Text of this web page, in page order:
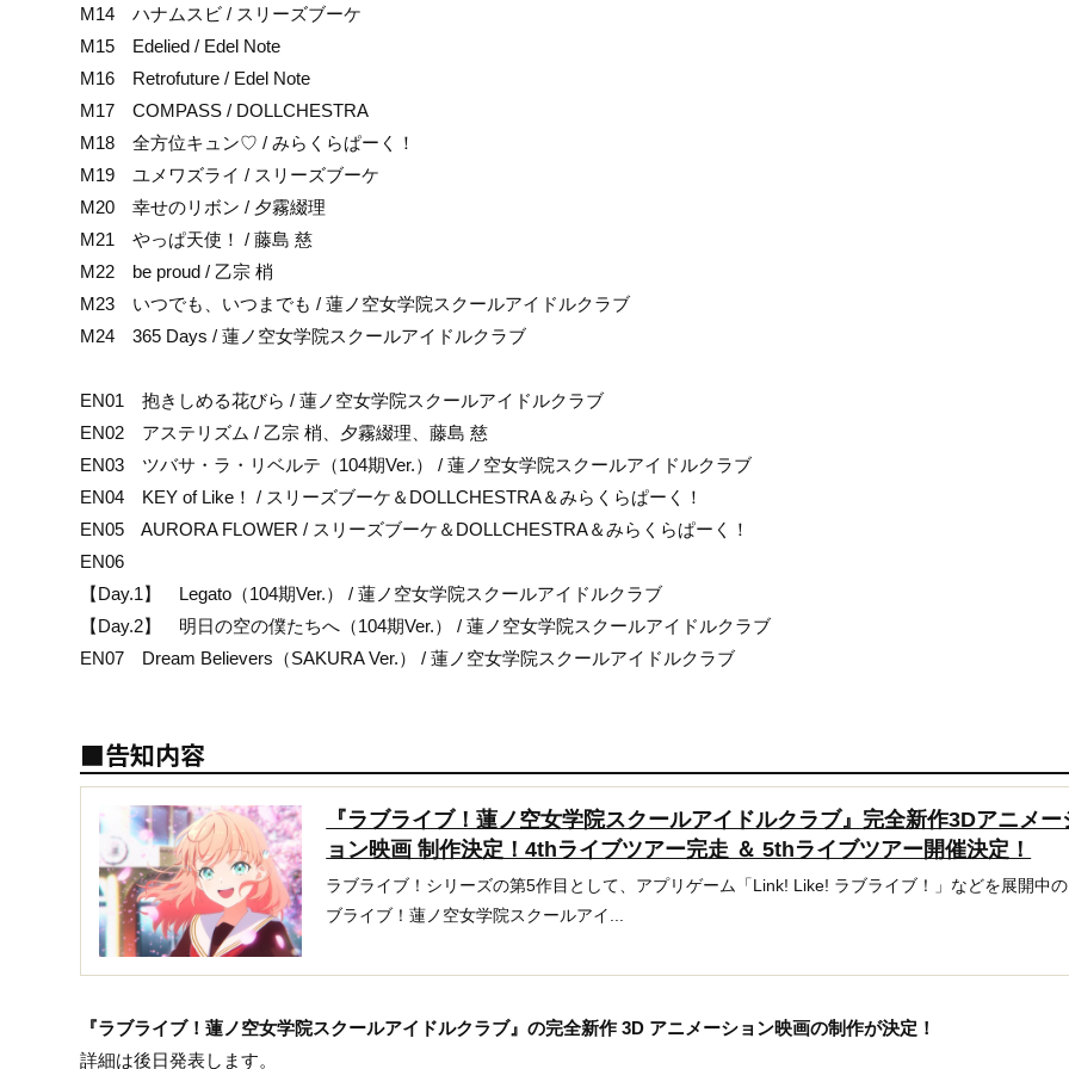
M14 ハナムスビ / スリーズブーケ
M15 Edelied / Edel Note
M16 Retrofuture / Edel Note
M17 COMPASS / DOLLCHESTRA
M18 全方位キュン♡ / みらくらぱーく！
M19 ユメワズライ / スリーズブーケ
M20 幸せのリボン / 夕霧綴理
M21 やっぱ天使！ / 藤島 慈
M22 be proud / 乙宗 梢
M23 いつでも、いつまでも / 蓮ノ空女学院スクールアイドルクラブ
M24 365 Days / 蓮ノ空女学院スクールアイドルクラブ
EN01 抱きしめる花びら / 蓮ノ空女学院スクールアイドルクラブ
EN02 アステリズム / 乙宗 梢、夕霧綴理、藤島 慈
EN03 ツバサ・ラ・リベルテ（104期Ver.） / 蓮ノ空女学院スクールアイドルクラブ
EN04 KEY of Like！ / スリーズブーケ＆DOLLCHESTRA＆みらくらぱーく！
EN05 AURORA FLOWER / スリーズブーケ＆DOLLCHESTRA＆みらくらぱーく！
EN06
【Day.1】 Legato（104期Ver.） / 蓮ノ空女学院スクールアイドルクラブ
【Day.2】 明日の空の僕たちへ（104期Ver.） / 蓮ノ空女学院スクールアイドルクラブ
EN07 Dream Believers（SAKURA Ver.） / 蓮ノ空女学院スクールアイドルクラブ
■告知内容
『ラブライブ！蓮ノ空女学院スクールアイドルクラブ』完全新作3Dアニメー
ョン映画 制作決定！4thライブツアー完走 ＆ 5thライブツアー開催決定！
ラブライブ！シリーズの第5作目として、アプリゲーム「Link! Like! ラブライブ！」などを展開中の
ブライブ！蓮ノ空女学院スクールアイ...
『ラブライブ！蓮ノ空女学院スクールアイドルクラブ』の完全新作 3D アニメーション映画の制作が決定！
詳細は後日発表します。